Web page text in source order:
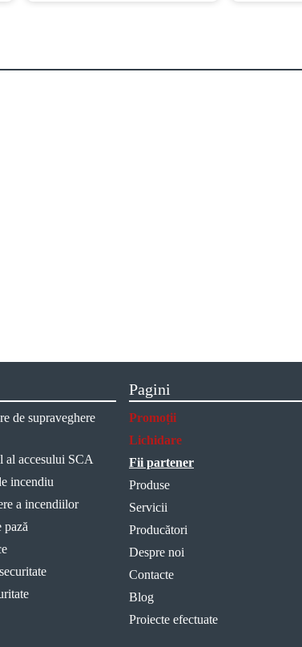
de supraveghere
al accesului SCA
incendiu
a incendiilor
pază
Pagini
Promoții
Lichidare
Fii partener
Produse
Servicii
Producători
Despre noi
Contacte
Blog
Proiecte efectuate